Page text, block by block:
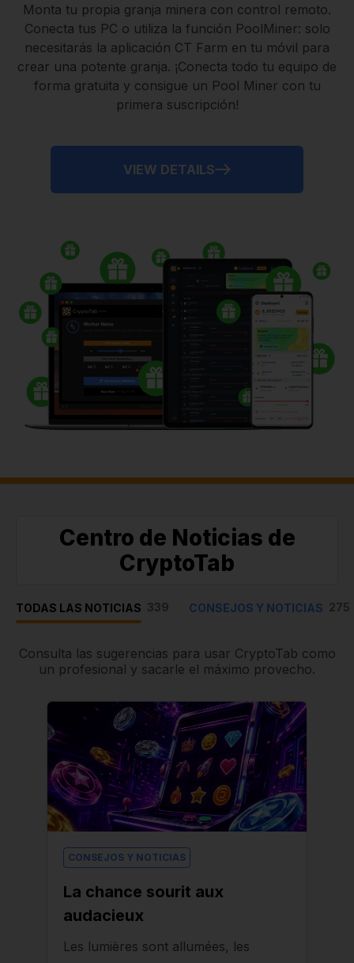
Monta tu propia granja minera con control remoto.
Conecta tus PC o utiliza la función PoolMiner: solo
necesitarás la aplicación CT Farm en tu móvil para
crear una potente granja. ¡Conecta todo tu equipo de
forma gratuita y consigue un Pool Miner con tu
primera suscripción!
VIEW DETAILS